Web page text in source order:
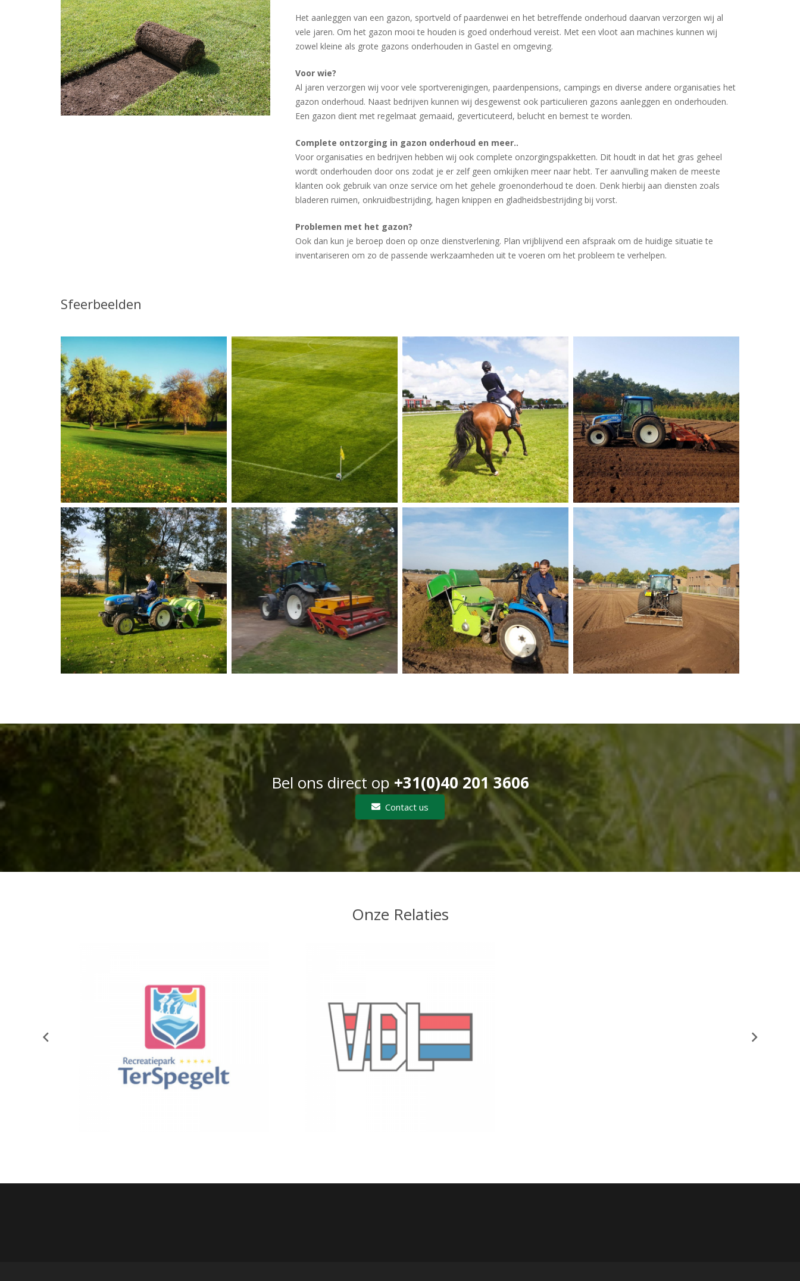
Het aanleggen van een gazon, sportveld of paardenwei en het betreffende onderhoud daarvan verzorgen wij al
vele jaren. Om het gazon mooi te houden is goed onderhoud vereist. Met een vloot aan machines kunnen wij
zowel kleine als grote gazons onderhouden in Gastel en omgeving.
Voor wie?
Al jaren verzorgen wij voor vele sportverenigingen, paardenpensions, campings en diverse andere organisaties het
gazon onderhoud. Naast bedrijven kunnen wij desgewenst ook particulieren gazons aanleggen en onderhouden.
Een gazon dient met regelmaat gemaaid, geverticuteerd, belucht en bemest te worden.
Complete ontzorging in gazon onderhoud en meer..
Voor organisaties en bedrijven hebben wij ook complete onzorgingspakketten. Dit houdt in dat het gras geheel
wordt onderhouden door ons zodat je er zelf geen omkijken meer naar hebt. Ter aanvulling maken de meeste
klanten ook gebruik van onze service om het gehele groenonderhoud te doen. Denk hierbij aan diensten zoals
bladeren ruimen, onkruidbestrijding, hagen knippen en gladheidsbestrijding bij vorst.
Problemen met het gazon?
Ook dan kun je beroep doen op onze dienstverlening. Plan vrijblijvend een afspraak om de huidige situatie te
inventariseren om zo de passende werkzaamheden uit te voeren om het probleem te verhelpen.
Sfeerbeelden
Bel ons direct op +31(0)40 201 3606
Contact us
Onze Relaties